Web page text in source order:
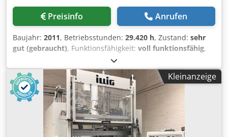
Preisinfo Anrufen
Baujahr: 2011, Betriebsstunden: 29.420 h, Zustand: sehr
gut (gebraucht), Funktionsfähigkeit: voll funktionsfähig,
Hersteller: Illig Modell: RDK 80 Baujahr: 2011
Betriebsstunden ca.: 29.420 Stationen: Formgebung,
Stanzung, Roboter, Schneiden und Stapeln Lieferzeit:
Sofort Maximale Formfläche: 756 x 565 mm Maximale
Folienbreite: 805 mm Ziehtiefe: 120 / 120 mm Stanzkraft
(Stahllineal): 600 kN Crjdozam Hcjpfx Alcof Max. Taktzahl
pro Minute: 55 Formdruck: 6 bar Alle Angaben erfolgen
ohne Gewähr und können Änderungen bzw. Irrtümer
Kleinanzeige